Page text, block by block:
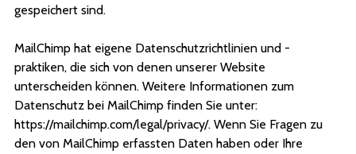
gespeichert sind.
MailChimp hat eigene Datenschutzrichtlinien und -
praktiken, die sich von denen unserer Website
unterscheiden können. Weitere Informationen zum
Datenschutz bei MailChimp finden Sie unter:
https://mailchimp.com/legal/privacy/. Wenn Sie Fragen zu
den von MailChimp erfassten Daten haben oder Ihre